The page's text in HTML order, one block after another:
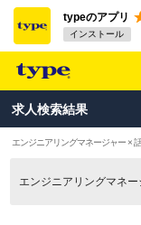
typeのアプリ
インストール
求人検索結果
エンジニアリングマネージャー ×
エンジニアリングマネ